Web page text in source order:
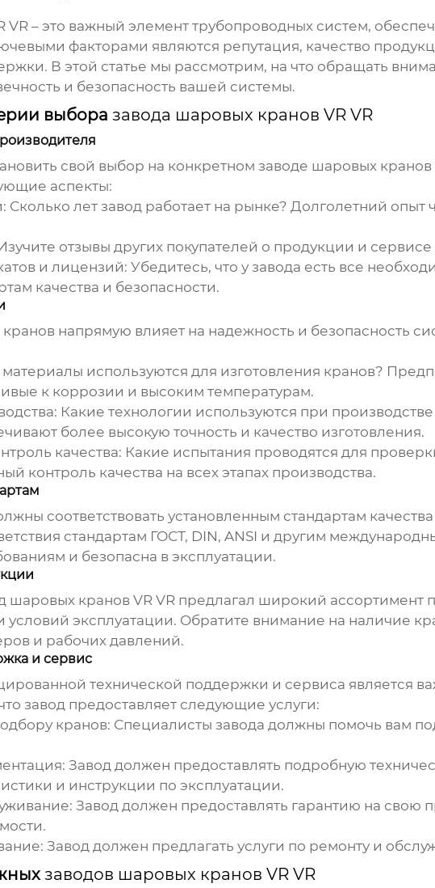
VR – это важный элемент трубопроводных систем,
факторами являются репутация, качество
В этой статье мы рассмотрим, на что обращать
и безопасность вашей системы.
выбора завода шаровых кранов VR VR
свой выбор на конкретном заводе шаровых кранов
аспекты:
Сколько лет завод работает на рынке? Долголетний опыт
отзывы других покупателей о продукции и сервисе
и лицензий: Убедитесь, что у завода есть все
качества и безопасности.
напрямую влияет на надежность и безопасность
используются для изготовления кранов?
к коррозии и высоким температурам.
Какие технологии используются при
более высокую точность и качество изготовления.
качества: Какие испытания проводятся для
контроль качества на всех этапах производства.
соответствовать установленным стандартам
стандартам ГОСТ, DIN, ANSI и другим
и безопасна в эксплуатации.
шаровых кранов VR VRпредлагал широкий ассортимент
условий эксплуатации. Обратите внимание на наличие
и рабочих давлений.
и сервис
технической поддержки и сервиса является
завод предоставляет следующие услуги:
кранов: Специалисты завода должны помочь вам
Завод должен предоставлять подробную
и инструкции по эксплуатации.
Завод должен предоставлять гарантию на свою
Завод должен предлагать услуги по ремонту и
заводов шаровых кранов VR VR